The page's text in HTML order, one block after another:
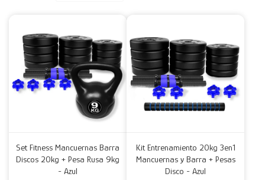
Set Fitness Mancuernas Barra
Discos 20kg + Pesa Rusa 9kg
- Azul
Kit Entrenamiento 20kg 3en1
Mancuernas y Barra + Pesas
Disco - Azul
Fundas
Accesorios para el hogar
Herramientas
Muebles Infantiles